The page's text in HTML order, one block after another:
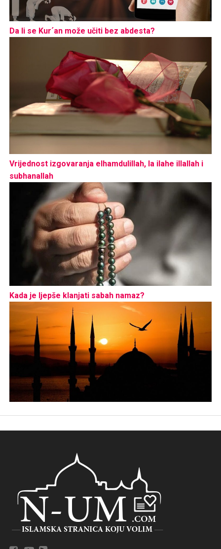
Da li se Kur´an može učiti bez abdesta?
Vrijednost izgovaranja elhamdulillah, la ilahe illallah i
subhanallah
Kada je ljepše klanjati sabah namaz?